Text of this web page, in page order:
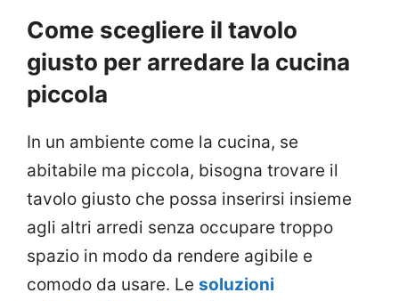
Come scegliere il tavolo
giusto per arredare la cucina
piccola
In un ambiente come la cucina, se
abitabile ma piccola, bisogna trovare il
tavolo giusto che possa inserirsi insieme
agli altri arredi senza occupare troppo
spazio in modo da rendere agibile e
comodo da usare. Le soluzioni